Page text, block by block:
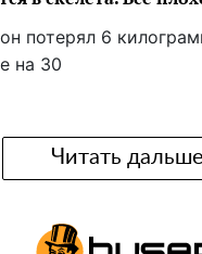
потерял 6
на 30
Читать дальше